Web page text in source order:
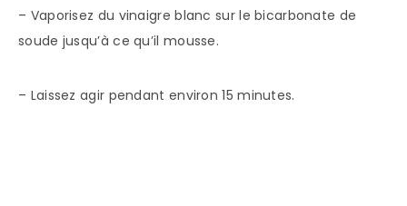
– Vaporisez du vinaigre blanc sur le bicarbonate de
soude jusqu’à ce qu’il mousse.
– Laissez agir pendant environ 15 minutes.